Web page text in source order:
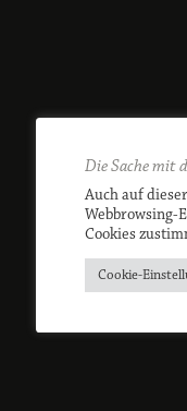
Die Sache mit
Auch auf
Webbrowsing-
Cookies
Cookie-